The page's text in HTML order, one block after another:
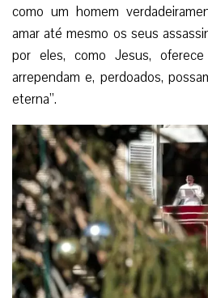
como um homem
amar até mesmo os seus
por eles, como Jesus,
arrependam e, perdoados,
eterna”.